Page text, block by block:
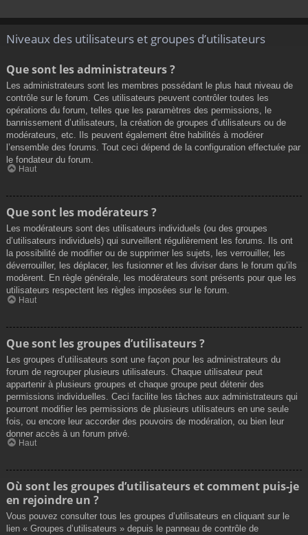
Niveaux des utilisateurs et groupes d’utilisateurs
Que sont les administrateurs ?
Les administrateurs sont les membres possédant le plus haut niveau de
contrôle sur le forum. Ces utilisateurs peuvent contrôler toutes les
opérations du forum, telles que les paramètres des permissions, le
bannissement d’utilisateurs, la création de groupes d’utilisateurs ou de
modérateurs, etc. Ils peuvent également être habilités à modérer
l’ensemble des forums. Tout ceci dépend de la configuration effectuée par
le fondateur du forum.
Haut
Que sont les modérateurs ?
Les modérateurs sont des utilisateurs individuels (ou des groupes
d’utilisateurs individuels) qui surveillent régulièrement les forums. Ils ont
la possibilité de modifier ou de supprimer les sujets, les verrouiller, les
déverrouiller, les déplacer, les fusionner et les diviser dans le forum qu’ils
modèrent. En règle générale, les modérateurs sont présents pour que les
utilisateurs respectent les règles imposées sur le forum.
Haut
Que sont les groupes d’utilisateurs ?
Les groupes d’utilisateurs sont une façon pour les administrateurs du
forum de regrouper plusieurs utilisateurs. Chaque utilisateur peut
appartenir à plusieurs groupes et chaque groupe peut détenir des
permissions individuelles. Ceci facilite les tâches aux administrateurs qui
pourront modifier les permissions de plusieurs utilisateurs en une seule
fois, ou encore leur accorder des pouvoirs de modération, ou bien leur
donner accès à un forum privé.
Haut
Où sont les groupes d’utilisateurs et comment puis-je
en rejoindre un ?
Vous pouvez consulter tous les groupes d’utilisateurs en cliquant sur le
lien « Groupes d’utilisateurs » depuis le panneau de contrôle de